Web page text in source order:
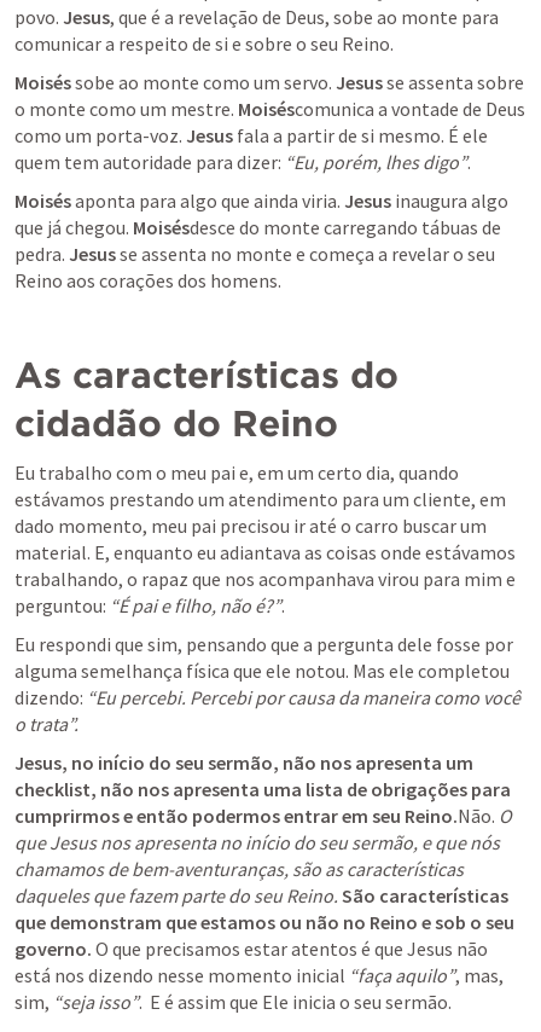
povo. Jesus, que é a revelação de Deus, sobe ao monte para
comunicar a respeito de si e sobre o seu Reino.
Moisés sobe ao monte como um servo. Jesus se assenta sobre
o monte como um mestre. Moiséscomunica a vontade de Deus
como um porta-voz. Jesus fala a partir de si mesmo. É ele
quem tem autoridade para dizer: “Eu, porém, lhes digo”.
Moisés aponta para algo que ainda viria. Jesus inaugura algo
que já chegou. Moisésdesce do monte carregando tábuas de
pedra. Jesus se assenta no monte e começa a revelar o seu
Reino aos corações dos homens.
As características do
cidadão do Reino
Eu trabalho com o meu pai e, em um certo dia, quando
estávamos prestando um atendimento para um cliente, em
dado momento, meu pai precisou ir até o carro buscar um
material. E, enquanto eu adiantava as coisas onde estávamos
trabalhando, o rapaz que nos acompanhava virou para mim e
perguntou: “É pai e filho, não é?”.
Eu respondi que sim, pensando que a pergunta dele fosse por
alguma semelhança física que ele notou. Mas ele completou
dizendo: “Eu percebi. Percebi por causa da maneira como você
o trata”.
Jesus, no início do seu sermão, não nos apresenta um
checklist, não nos apresenta uma lista de obrigações para
cumprirmos e então podermos entrar em seu Reino.Não. O
que Jesus nos apresenta no início do seu sermão, e que nós
chamamos de bem-aventuranças, são as características
daqueles que fazem parte do seu Reino. São características
que demonstram que estamos ou não no Reino e sob o seu
governo. O que precisamos estar atentos é que Jesus não
está nos dizendo nesse momento inicial “faça aquilo”, mas,
sim, “seja isso”.  E é assim que Ele inicia o seu sermão.